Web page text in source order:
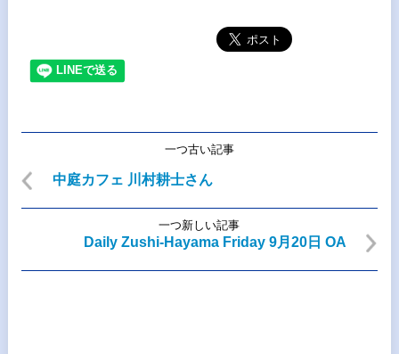
一つ古い記事
中庭カフェ 川村耕士さん
一つ新しい記事
Daily Zushi-Hayama Friday 9月20日 OA